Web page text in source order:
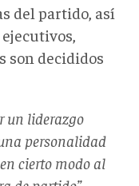
del partido, así
son decididos
un liderazgo
personalidad
cierto modo al